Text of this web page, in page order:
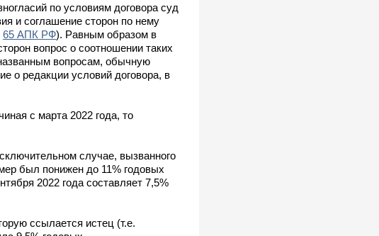
по условиям договора суд
и соглашение сторон по нему
65 АПК РФ). Равным образом в
вопрос о соотношении таких
вопросам, обычную
о редакции условий договора, в
с марта 2022 года, то
случае, вызванного
был понижен до 11% годовых
2022 года составляет 7,5%
ссылается истец (т.е.